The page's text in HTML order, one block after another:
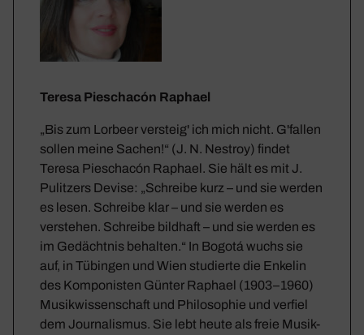
Teresa Pieschacón Raphael
„Bis zum Lorbeer versteig' ich mich nicht. G'fallen
sollen meine Sachen!“ (J. N. Nestroy) findet
Teresa Pieschacón Raphael. Sie hält es mit J.
Pulitzers Devise: „Schreibe kurz – und sie werden
es lesen. Schreibe klar – und sie werden es
verstehen. Schreibe bildhaft – und sie werden es
im Gedächtnis behalten.“ In Bogotá wuchs sie
auf, in Tübingen und Wien studierte die Enkelin
des Komponisten Günter Raphael (1903–1960)
Musikwissenschaft und Philosophie und verfiel
dem Journalismus. Sie lebt heute als freie Musik-